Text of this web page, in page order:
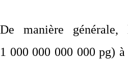
De manière
1 000 000 000 000 pg)